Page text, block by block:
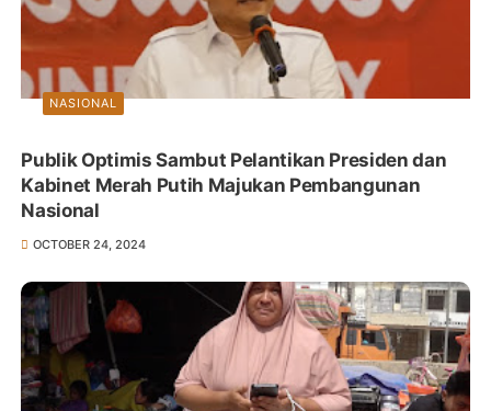
NASIONAL
Publik Optimis Sambut Pelantikan Presiden dan
Kabinet Merah Putih Majukan Pembangunan
Nasional
OCTOBER 24, 2024